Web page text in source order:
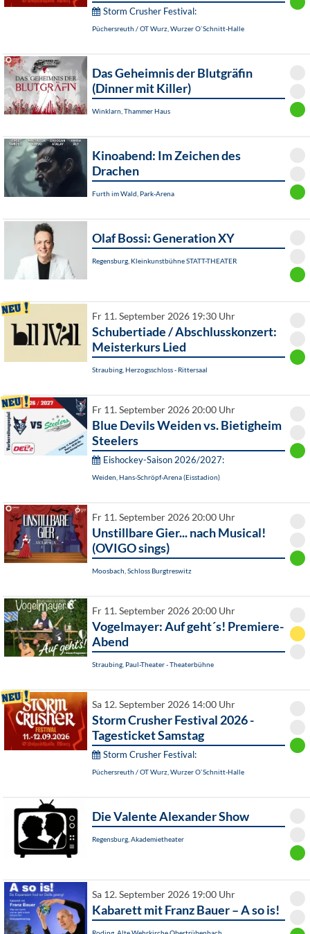
Storm Crusher Festival:
Püchersreuth / OT Wurz, Wurzer O`Schnitt-Halle
Das Geheimnis der Blutgräfin
(Dinner mit Killer)
Winklarn, Thammer Haus
Kinoabend: Im Zeichen des
Drachen
Furth im Wald, Park-Arena
Olaf Bossi: Generation XY
Regensburg, Kleinkunstbühne STATT-THEATER
Fr 11. September 2026 19:30 Uhr
Schubertiade / Abschlusskonzert:
Meisterkurs Lied
Straubing, Herzogsschloss - Rittersaal
Fr 11. September 2026 20:00 Uhr
Blue Devils Weiden vs. Bietigheim
Steelers
Eishockey-Saison 2026/2027:
Weiden, Hans-Schröpf-Arena (Eisstadion)
Fr 11. September 2026 20:00 Uhr
Unstillbare Gier... nach Musical!
(OVIGO sings)
Moosbach, Schloss Burgtreswitz
Fr 11. September 2026 20:00 Uhr
Vogelmayer: Auf geht´s! Premiere-
Abend
Straubing, Paul-Theater - Theaterbühne
Sa 12. September 2026 14:00 Uhr
Storm Crusher Festival 2026 -
Tagesticket Samstag
Storm Crusher Festival:
Püchersreuth / OT Wurz, Wurzer O`Schnitt-Halle
Die Valente Alexander Show
Regensburg, Akademietheater
Sa 12. September 2026 19:00 Uhr
Kabarett mit Franz Bauer – A so is!